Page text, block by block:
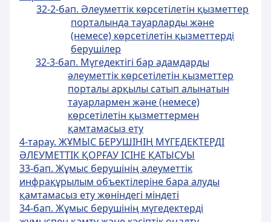
32-2-бап. Әлеуметтік көрсетілетін қызметтер
порталында тауарларды және
(немесе) көрсетілетін қызметтерді
берушілер
32-3-бап. Мүгедектігі бар адамдарды
әлеуметтік көрсетілетін қызметтер
порталы арқылы сатып алынатын
тауарлармен және (немесе)
көрсетілетін қызметтермен
қамтамасыз ету
4-тарау. ЖҰМЫС БЕРУШІНІҢ МҮГЕДЕКТЕРДI
ӘЛЕУМЕТТIК ҚОРҒАУ IСIНЕ ҚАТЫСУЫ
33-бап. Жұмыс берушiнiң әлеуметтiк
инфрақұрылым объектiлерiне бара алуды
қамтамасыз ету жөнiндегi мiндетi
34-бап. Жұмыс берушiнiң мүгедектердi